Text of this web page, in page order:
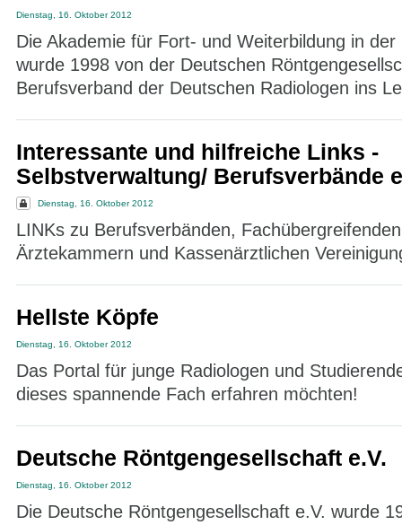
Dienstag, 16. Oktober 2012
Die Akademie für Fort- und Weiterbildung in der
wurde 1998 von der Deutschen
Berufsverband der Deutschen Radiologen ins
Interessante und hilfreiche Links -
Selbstverwaltung/ Berufsverbände
Dienstag, 16. Oktober 2012
LINKs zu Berufsverbänden,
Ärztekammern und Kassenärztlichen
Hellste Köpfe
Dienstag, 16. Oktober 2012
Das Portal für junge Radiologen und
dieses spannende Fach erfahren möchten!
Deutsche Röntgengesellschaft e.V.
Dienstag, 16. Oktober 2012
Die Deutsche Röntgengesellschaft e.V. wurde